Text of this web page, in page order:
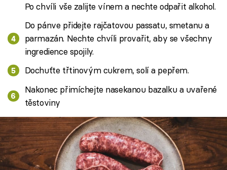
Po chvíli vše zalijte vínem a nechte odpařit alkohol.
Do pánve přidejte rajčatovou passatu, smetanu a
parmazán. Nechte chvíli provařit, aby se všechny
ingredience spojily.
Dochuťte třtinovým cukrem, solí a pepřem.
Nakonec přimíchejte nasekanou bazalku a uvařené
těstoviny